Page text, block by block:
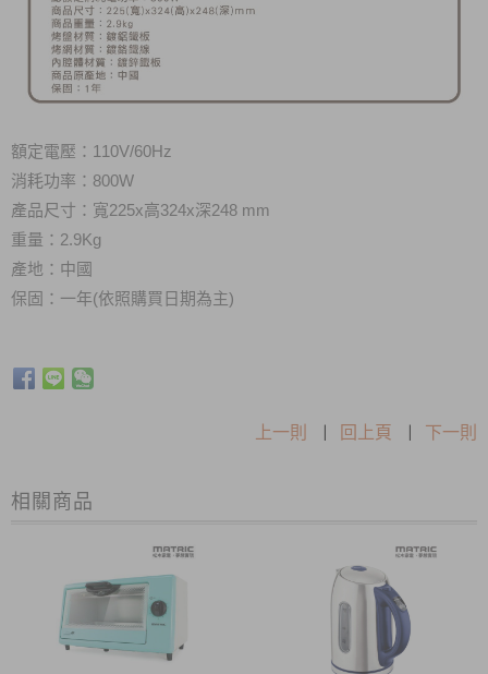
額定電壓：110V/60Hz
消耗功率：800W
產品尺寸：寬225x高324x深248 mm
重量：2.9Kg
產地：中國
保固：一年(依照購買日期為主)
上一則 | 回上頁 | 下一則
相關商品